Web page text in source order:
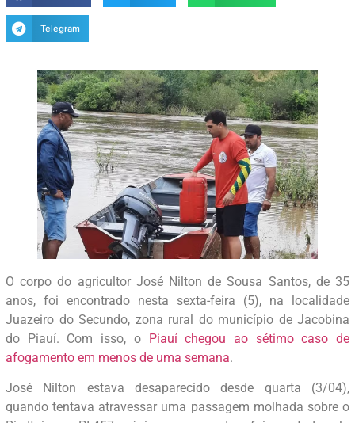
Telegram
O corpo do agricultor José Nilton de Sousa Santos, de 35
anos, foi encontrado nesta sexta-feira (5), na localidade
Juazeiro do Secundo, zona rural do município de Jacobina
do Piauí. Com isso, o Piauí chegou ao sétimo caso de
afogamento em menos de uma semana.
José Nilton estava desaparecido desde quarta (3/04),
quando tentava atravessar uma passagem molhada sobre o